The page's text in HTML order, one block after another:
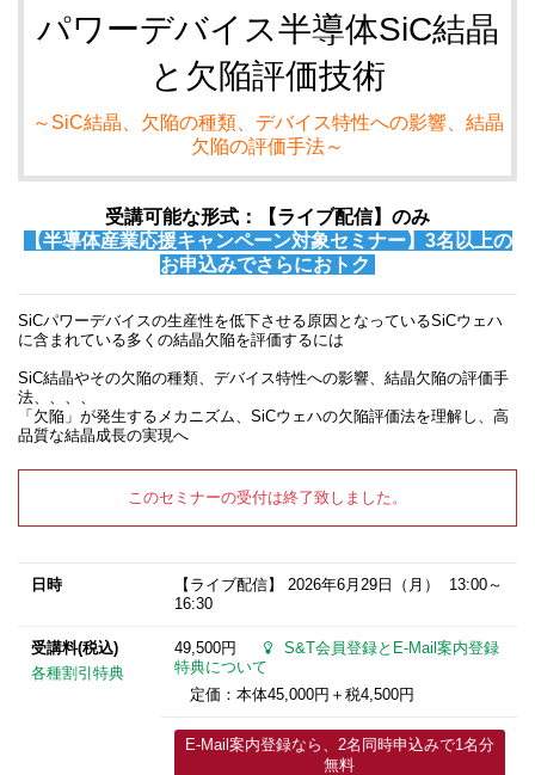
パワーデバイス半導体SiC結晶
と欠陥評価技術
～SiC結晶、欠陥の種類、デバイス特性への影響、結晶
欠陥の評価手法～
受講可能な形式：【ライブ配信】のみ
【半導体産業応援キャンペーン対象セミナー】3名以上の
お申込みでさらにおトク
SiCパワーデバイスの生産性を低下させる原因となっているSiCウェハ
に含まれている多くの結晶欠陥を評価するには
SiC結晶やその欠陥の種類、デバイス特性への影響、結晶欠陥の評価手
法、、、、
「欠陥」が発生するメカニズム、SiCウェハの欠陥評価法を理解し、高
品質な結晶成長の実現へ
このセミナーの受付は終了致しました。
日時 【ライブ配信】 2026年6月29日
（月） 13:00～
16:30
受講料(税込)
各種割引特典
49,500円
S&T会員登録とE-Mail案内登録
特典について
定価：本体45,000円＋税4,500円
E-Mail案内登録なら、2名同時申込みで1名分
無料